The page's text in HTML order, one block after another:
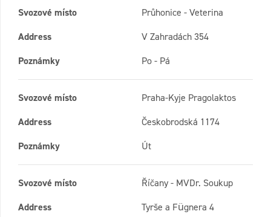
Svozové místo
Průhonice - Veterina
Address
V Zahradách 354
Poznámky
Po - Pá
Svozové místo
Praha-Kyje Pragolaktos
Address
Českobrodská 1174
Poznámky
Út
Svozové místo
Říčany - MVDr. Soukup
Address
Tyrše a Fügnera 4